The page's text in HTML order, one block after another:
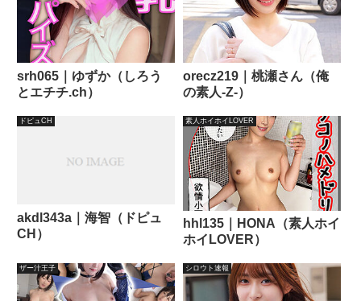
srh065｜ゆずか（しろう
とエチチ.ch）
orecz219｜桃瀬さん（俺
の素人-Z-）
ドピュCH
akdl343a｜海智（ドピュ
CH）
素人ホイホイLOVER
hhl135｜HONA（素人ホイ
ホイLOVER）
ザー汁王子 シロウト速報